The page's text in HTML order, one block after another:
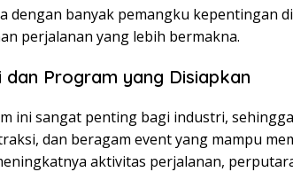
dengan banyak pemangku kepentingan
perjalanan yang lebih bermakna.
dan Program yang Disiapkan
ini sangat penting bagi industri,
dan beragam event yang mampu
aktivitas perjalanan,